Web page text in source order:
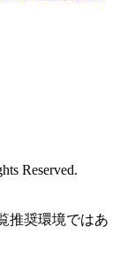
Reserved.
推奨環境ではあ